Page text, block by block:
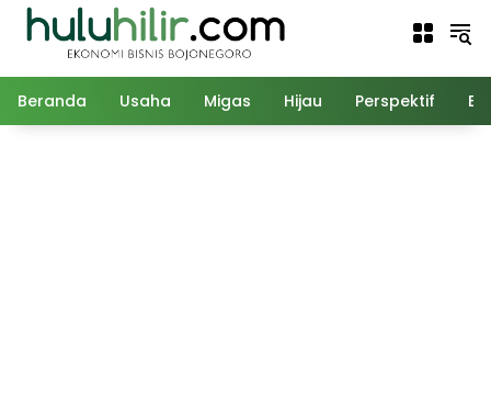
Langsung
Beranda Usaha Migas Hijau Perspektif